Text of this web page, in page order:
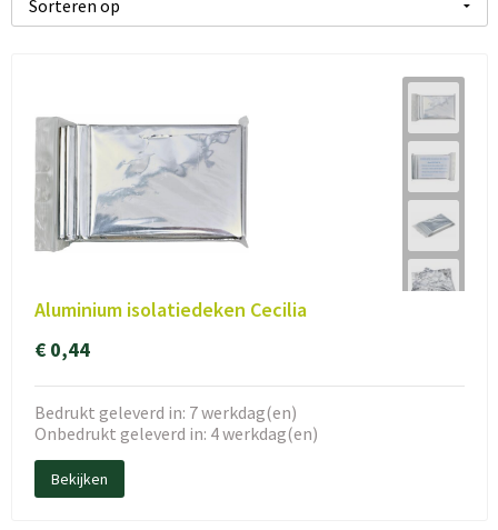
Aluminium isolatiedeken Cecilia
€ 0,44
Bedrukt geleverd in: 7 werkdag(en)
Onbedrukt geleverd in: 4 werkdag(en)
Bekijken